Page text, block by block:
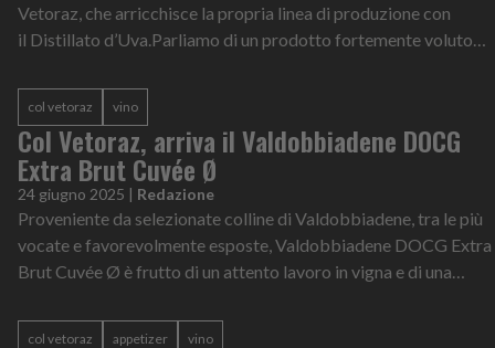
Vetoraz, che arricchisce la propria linea di produzione con
il Distillato d’Uva.Parliamo di un prodotto fortemente voluto
col vetoraz vino
Col Vetoraz, arriva il Valdobbiadene DOCG
Extra Brut Cuvée Ø
24 giugno 2025 | Redazione
Proveniente da selezionate colline di Valdobbiadene, tra le più
vocate e favorevolmente esposte, Valdobbiadene DOCG Extra
Brut Cuvée Ø è frutto di un attento lavoro in vigna e di una
col vetoraz appetizer vino